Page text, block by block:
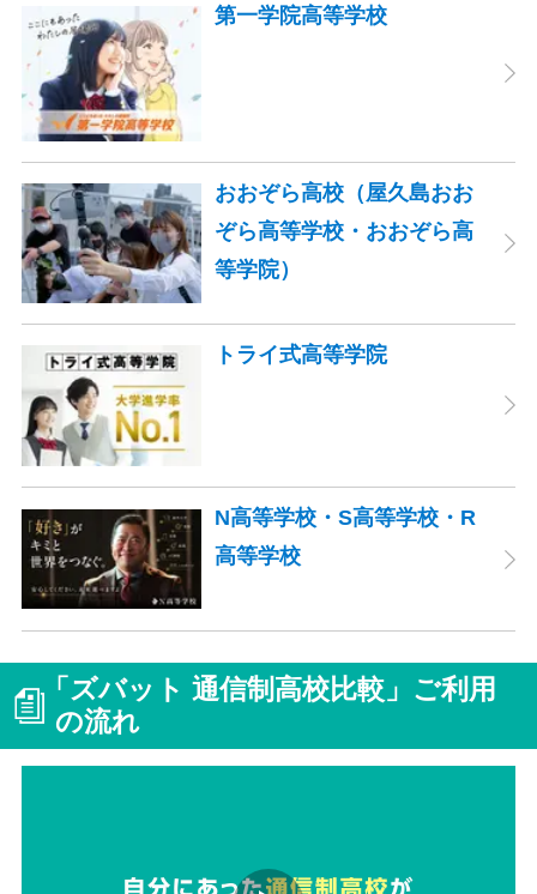
第一学院高等学校
おおぞら高校（屋久島おお
ぞら高等学校・おおぞら高
等学院）
トライ式高等学院
N高等学校・S高等学校・R
高等学校
「ズバット 通信制高校比較」ご利用
の流れ